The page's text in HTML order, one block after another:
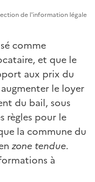
de l'information légale
comme
et que le
aux prix du
le loyer
du bail, sous
règles pour le
la commune du
zone tendue.
à